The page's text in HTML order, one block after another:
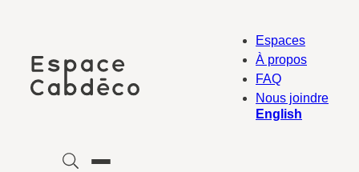
contenu
Espaces
À propos
FAQ
Nous joindre
English